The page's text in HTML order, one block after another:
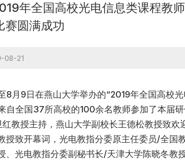
年全国高校光电信息类课程教
赛圆满成功
08-21
8月9日在燕山大学举办的“2019年全国高校
自全国37所高校的100余名教师参加了本届
教授主持，燕山大学副校长王德松教授致欢
致开幕词，光电教指分委原主任委员/全国
光电教指分委副秘书长/天津大学陈晓冬教